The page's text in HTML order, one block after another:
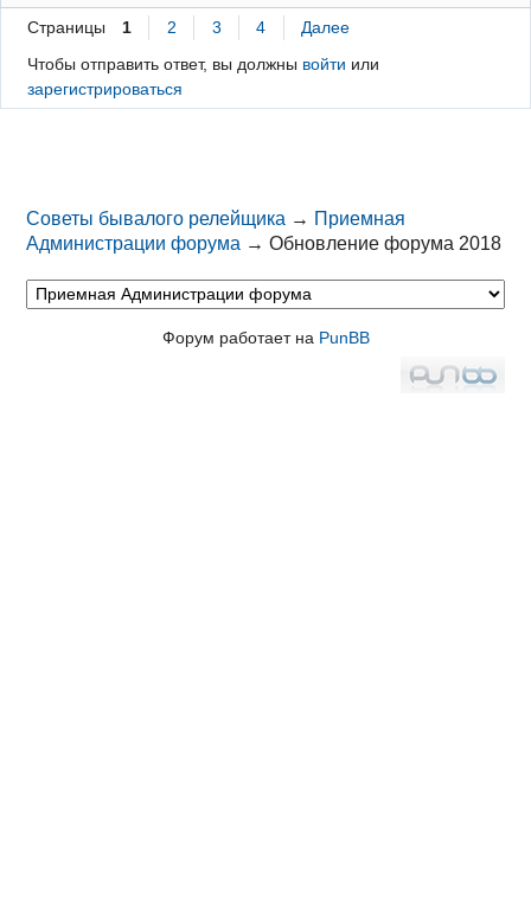
Страницы 1 2 3 4
Далее
Чтобы отправить ответ, вы должны войти или
зарегистрироваться
Советы бывалого релейщика → Приемная
Администрации форума →Обновление форума 2018
Форум работает на PunBB